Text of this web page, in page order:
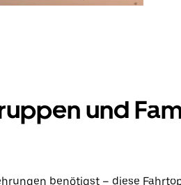
und
benötigst – diese